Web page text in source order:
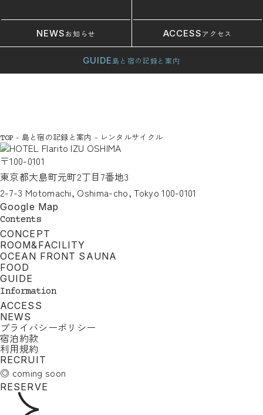
GUIDE島と宿の記録と案内
ACCESSアクセス
NEWSお知らせ
TOP - 島と宿の記録と案内 - レンタルサイクル
〒100-0101
東京都大島町元町2丁目7番地3
2-7-3 Motomachi, Oshima-cho, Tokyo 100-0101
Google Map
Contents
CONCEPT
ROOM&FACILITY
OCEAN FRONT SAUNA
FOOD
GUIDE
Information
ACCESS
NEWS
プライバシーポリシー
宿泊約款
利用規約
RECRUIT
◎ coming soon
RESERVE